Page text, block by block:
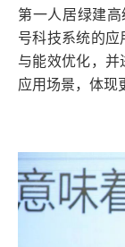
第一人居绿建
号科技系统的应
与能效优化，并
应用场景，体现